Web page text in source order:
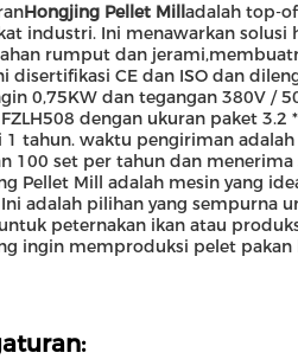
Hongjing Pellet Milladalah top-
industri. Ini menawarkan solusi
rumput dan
disertifikasi CE dan ISO dan
0,75KW dan tegangan 380V /
dengan ukuran paket
1 tahun. waktu pengiriman
100 set per tahun dan menerima
Pellet Mill adalah mesin yang
Ini adalah pilihan yang sempurna
peternakan ikan atau
ingin memproduksi pelet